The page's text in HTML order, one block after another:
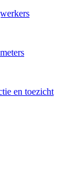
en toezicht